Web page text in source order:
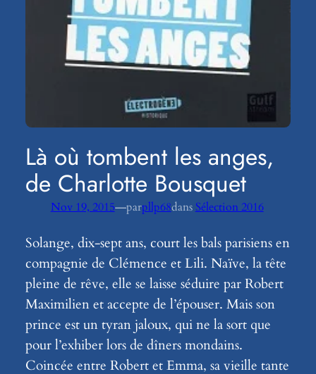
Là où tombent les anges,
de Charlotte Bousquet
Nov 19, 2015—parpllp68dans Sélection 2016
Solange, dix-sept ans, court les bals parisiens en
compagnie de Clémence et Lili. Naïve, la tête
pleine de rêve, elle se laisse séduire par Robert
Maximilien et accepte de l’épouser. Mais son
prince est un tyran jaloux, qui ne la sort que
pour l’exhiber lors de dîners mondains.
Coincée entre Robert et Emma, sa vieille tante